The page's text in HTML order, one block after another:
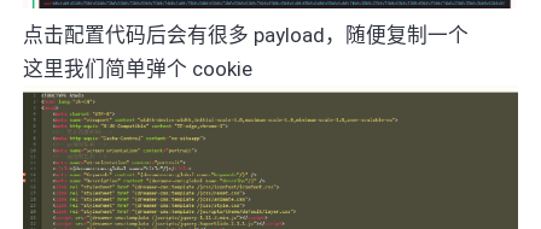
点击配置代码后会有很多 payload，随便复制一个
这里我们简单弹个 cookie